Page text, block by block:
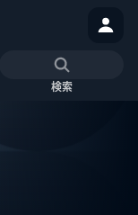
検索